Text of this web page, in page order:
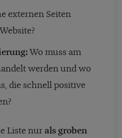
externen Seiten
Wo muss am
werden und wo
die schnell positive
Liste nur als groben